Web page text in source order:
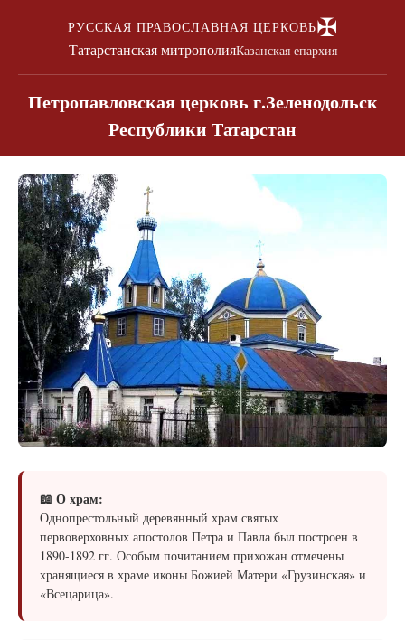
РУССКАЯ ПРАВОСЛАВНАЯ ЦЕРКОВЬ✠
Татарстанская митрополияКазанская епархия
Петропавловская церковь г.Зеленодольск
Республики Татарстан
📖 О храм:
Однопрестольный деревянный храм святых
первоверховных апостолов Петра и Павла был построен в
1890-1892 гг. Особым почитанием прихожан отмечены
хранящиеся в храме иконы Божией Матери «Грузинская» и
«Всецарица».